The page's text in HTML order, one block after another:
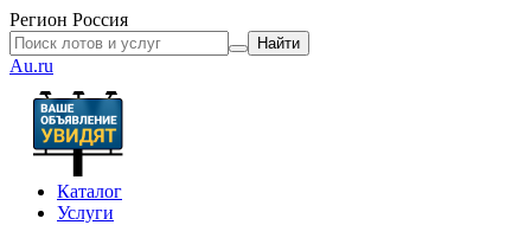
Регион Россия
Найти
Au.ru
Каталог
Услуги